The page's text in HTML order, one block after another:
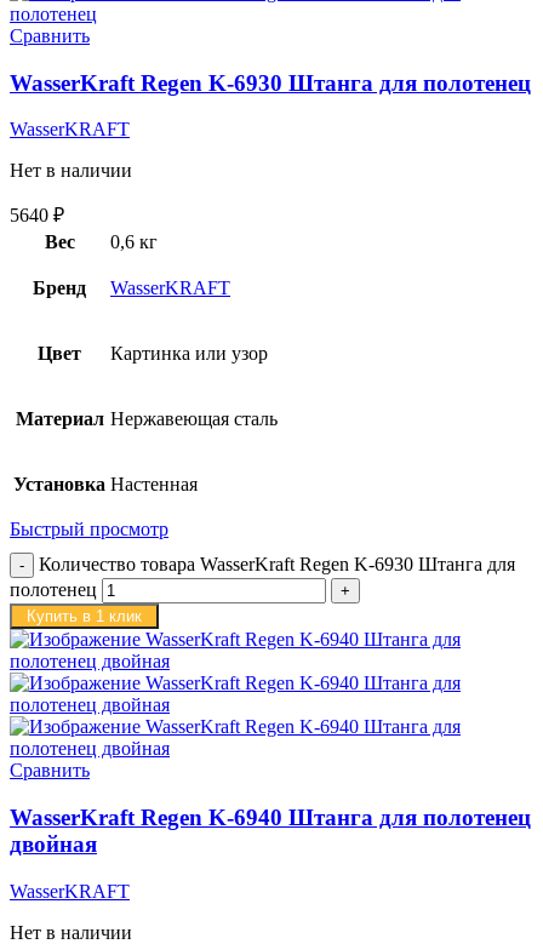
Сравнить
WasserKraft Regen K-6930 Штанга для полотенец
WasserKRAFT
Нет в наличии
5640 ₽
Вес
0,6 кг
Бренд WasserKRAFT
Цвет Картинка или узор
Материал Нержавеющая сталь
Установка Настенная
Быстрый просмотр
Количество товара WasserKraft Regen K-6930 Штанга для
полотенец
Купить в 1 клик
Сравнить
WasserKraft Regen K-6940 Штанга для полотенец
двойная
WasserKRAFT
Нет в наличии